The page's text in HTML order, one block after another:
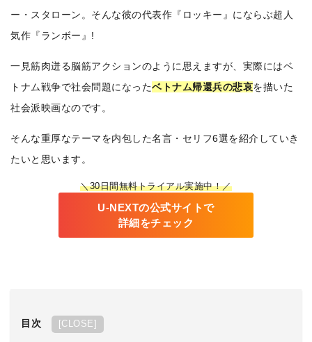
ー・スタローン。そんな彼の代表作『ロッキー』にならぶ超人
気作『ランボー』!
一見筋肉迸る脳筋アクションのように思えますが、実際にはベ
トナム戦争で社会問題になったベトナム帰還兵の悲哀を描いた
社会派映画なのです。
そんな重厚なテーマを内包した名言・セリフ6選を紹介していき
たいと思います。
＼30日間無料トライアル実施中！／
U-NEXTの公式サイトで
詳細をチェック
目次 CLOSE